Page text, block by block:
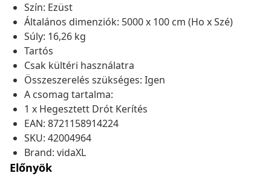
Szín: Ezüst
Általános dimenziók: 5000 x 100 cm (Ho x Szé)
Súly: 16,26 kg
Tartós
Csak kültéri használatra
Összeszerelés szükséges: Igen
A csomag tartalma:
1 x Hegesztett Drót Kerítés
EAN: 8721158914224
SKU: 42004964
Brand: vidaXL
Előnyök